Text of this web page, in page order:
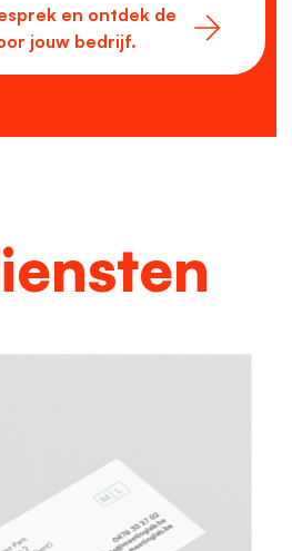
en ontdek de
jouw bedrijf.